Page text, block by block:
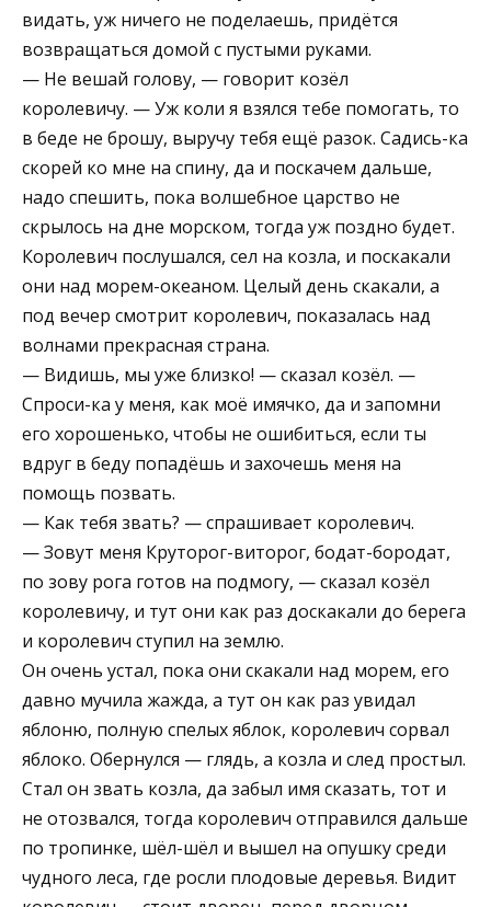
видать, уж ничего не поделаешь, придётся
возвращаться домой с пустыми руками.
— Не вешай голову, — говорит козёл
королевичу. — Уж коли я взялся тебе помогать, то
в беде не брошу, выручу тебя ещё разок. Садись-ка
скорей ко мне на спину, да и поскачем дальше,
надо спешить, пока волшебное царство не
скрылось на дне морском, тогда уж поздно будет.
Королевич послушался, сел на козла, и поскакали
они над морем-океаном. Целый день скакали, а
под вечер смотрит королевич, показалась над
волнами прекрасная страна.
— Видишь, мы уже близко! — сказал козёл. —
Спроси-ка у меня, как моё имячко, да и запомни
его хорошенько, чтобы не ошибиться, если ты
вдруг в беду попадёшь и захочешь меня на
помощь позвать.
— Как тебя звать? — спрашивает королевич.
— Зовут меня Круторог-виторог, бодат-бородат,
по зову рога готов на подмогу, — сказал козёл
королевичу, и тут они как раз доскакали до берега
и королевич ступил на землю.
Он очень устал, пока они скакали над морем, его
давно мучила жажда, а тут он как раз увидал
яблоню, полную спелых яблок, королевич сорвал
яблоко. Обернулся — глядь, а козла и след простыл.
Стал он звать козла, да забыл имя сказать, тот и
не отозвался, тогда королевич отправился дальше
по тропинке, шёл-шёл и вышел на опушку среди
чудного леса, где росли плодовые деревья. Видит